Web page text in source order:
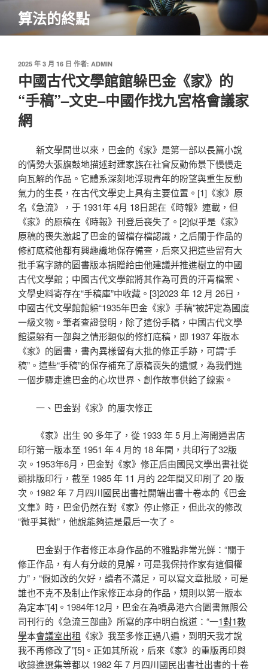
主
算法的終點
發
於
2025 年 3 月 16 日 作者: ADMIN
中國古代文學館館躲巴金《家》的
“手稿”–文史–中國作找九宮格會議家
網
新文學問世以來，巴金的《家》是第一部以長篇小說
的情勢大張旗鼓地描述封建家族在社會反動佈景下慢慢走
向瓦解的作品。它體系深刻地浮現青年的盼望與重生反動
氣力的生長，在古代文學史上具有主要位置。[1]《家》原
名《急流》，于 1931年 4月 18日起在《時報》連載，但
《家》的原稿在《時報》刊登后喪失了。[2]似乎是《家》
原稿的喪失激起了巴金的留檔存檔認識，之后關于作品的
修訂底稿他都有興趣識地保存備查，后來又把這些留有大
批手寫字跡的圖書版本捐贈給由他建議并推進樹立的中國
古代文學館；中國古代文學館將其作為可貴的汗青檔案、
文學史料寄存在“手稿庫”中收藏。[3]2023 年 12 月 26日，
中國古代文學館館躲“1935年巴金《家》手稿”被評定為國度
一級文物。筆者查證發明，除了這份手稿，中國古代文學
館還躲有一部與之情形類似的修訂底稿，即 1937 年版本
《家》的圖書，書內異樣留有大批的修正手跡，可謂“手
稿”。這些“手稿”的保存補充了原稿喪失的遺憾，為我們進
一個步驟走進巴金的心坎世界、創作故事供給了線索。
一、巴金對《家》的屢次修正
《家》出生 90 多年了，從 1933 年 5 月上海開通書店
印行第一版本至 1951 年 4 月的 18 年間，共印行了32版
次。1953年6月，巴金對《家》修正后由國民文學出書社從
頭排版印行，截至 1985 年 11 月的 22年間又印刷了 20 版
次。1982 年 7 月四川國民出書社開端出書十卷本的《巴金
文集》時，巴金仍然在對《家》停止修正，但此次的修改
“微乎其微”，他說能夠這是最后一次了。
巴金對于作者修正本身作品的不雅點非常光鮮：“關于
修正作品，有人有分歧的見解，可是我保持作家有這個權
力”，“假如改的欠好，讀者不滿足，可以寫文章批駁，可是
誰也不克不及制止作家修正本身的作品，規則以第一版本
為定本”[4]。1984年12月，巴金在為噴鼻港六合圖書無限公
司刊行的《急流三部曲》所寫的序中明白說道：“一1對1教
學本會議室出租 《家》我至多修正過八遍，到明天我才說
我不再修改了”[5]。正如其所說，后來《家》的重版再印與
收錄進選集等都以 1982 年 7 月四川國民出書社出書的十卷